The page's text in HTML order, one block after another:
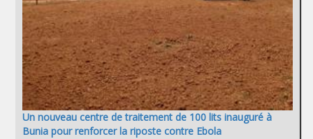
Un nouveau centre de traitement de 100 lits inauguré à
Bunia pour renforcer la riposte contre Ebola